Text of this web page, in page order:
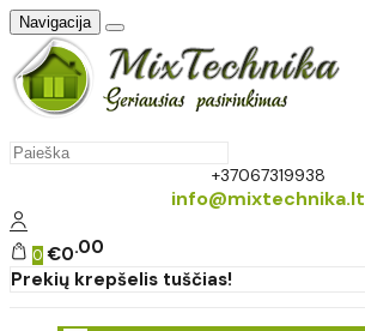
Navigacija
+37067319938
info@mixtechnika.lt
0 €0 00
Prekių krepšelis tuščias!